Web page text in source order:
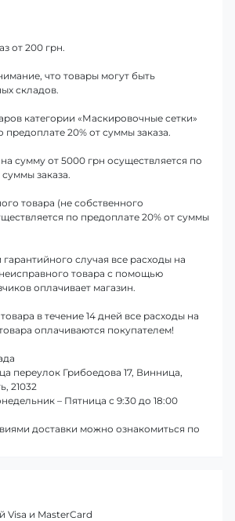
от 200 грн.
что товары могут быть
складов.
категории «Маскировочные сетки»
предоплате 20% от суммы заказа.
сумму от 5000 грн осуществляется по
суммы заказа.
товара (не собственного
по предоплате 20% от суммы
случая все расходы на
товара с помощью
оплачивает магазин.
в течение 14 дней все расходы на
оплачиваются покупателем!
переулок Грибоедова 17, Винница,
21032
– Пятница с 9:30 до 18:00
доставки можно ознакомиться по
Visa и MasterCard